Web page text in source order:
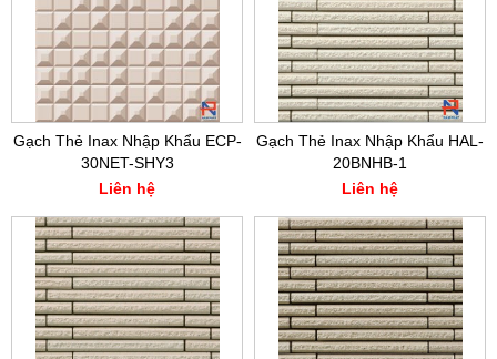
Gạch Thẻ Inax Nhập Khẩu ECP-
30NET-SHY3
Liên hệ
Gạch Thẻ Inax Nhập Khẩu HAL-
20BNHB-1
Liên hệ